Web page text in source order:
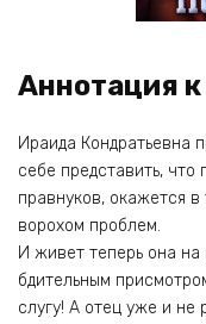
Аннотация к
Ираида Кондратьевна
себе представить, что
правнуков, окажется
ворохом проблем.
И живет теперь она
бдительным
слугу! А отец уже и не